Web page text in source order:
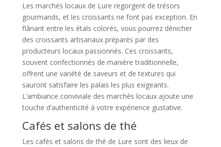
Les marchés locaux de Lure regorgent de trésors
gourmands, et les croissants ne font pas exception. En
flânant entre les étals colorés, vous pourrez dénicher
des croissants artisanaux préparés par des
producteurs locaux passionnés. Ces croissants,
souvent confectionnés de manière traditionnelle,
offrent une variété de saveurs et de textures qui
sauront satisfaire les palais les plus exigeants.
L’ambiance conviviale des marchés locaux ajoute une
touche d’authenticité à votre expérience gustative.
Cafés et salons de thé
Les cafés et salons de thé de Lure sont des lieux de